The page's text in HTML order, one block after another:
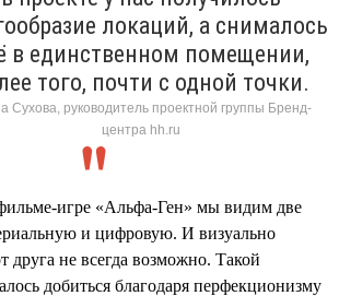
локаций, а снималось
в единственном помещении,
того, почти с одной точки.
Сухова, руководитель проектной группы Бренд-
центра hh.ru
игре «Альфа-Ген» мы видим две
и цифровую. И визуально
друга не всегда возможно. Такой
добиться благодаря перфекционизму